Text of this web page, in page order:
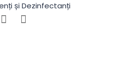
și Dezinfectanți